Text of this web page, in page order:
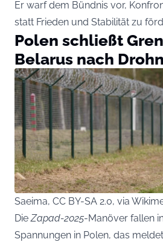
Er warf dem Bündnis vor,
statt Frieden und Stabilität zu
Polen schließt
Belarus nach
Saeima, CC BY-SA 2.0, via
DieZapad-2025-Manöver fallen
Spannungen in Polen, das